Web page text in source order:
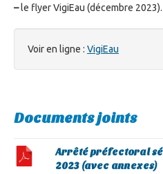
–le flyer VigiEau (décembre 2023).
Voir en ligne : VigiEau
Documents joints
Arrêté préfectoral
2023 (avec annexes)